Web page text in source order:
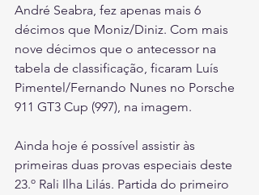
André Seabra, fez apenas mais 6
décimos que Moniz/Diniz. Com mais
nove décimos que o antecessor na
tabela de classificação, ficaram Luís
Pimentel/Fernando Nunes no Porsche
911 GT3 Cup (997), na imagem.
Ainda hoje é possível assistir às
primeiras duas provas especiais deste
23.º Rali Ilha Lilás. Partida do primeiro